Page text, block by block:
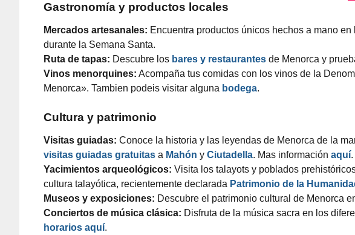
Gastronomía y productos locales
Mercados artesanales: Encuentra productos únicos hechos a mano en
durante la Semana Santa.
Ruta de tapas: Descubre los bares y restaurantes de Menorca y
Vinos menorquines: Acompaña tus comidas con los vinos de la
Menorca». Tambien podeis visitar alguna bodega.
Cultura y patrimonio
Visitas guiadas: Conoce la historia y las leyendas de Menorca de la
visitas guiadas gratuitas a Mahón y Ciutadella. Mas información aquí.
Yacimientos arqueológicos: Visita los talayots y poblados
cultura talayótica, recientemente declarada Patrimonio de la
Museos y exposiciones: Descubre el patrimonio cultural de Menorca
Conciertos de música clásica: Disfruta de la música sacra en los
horarios aquí.